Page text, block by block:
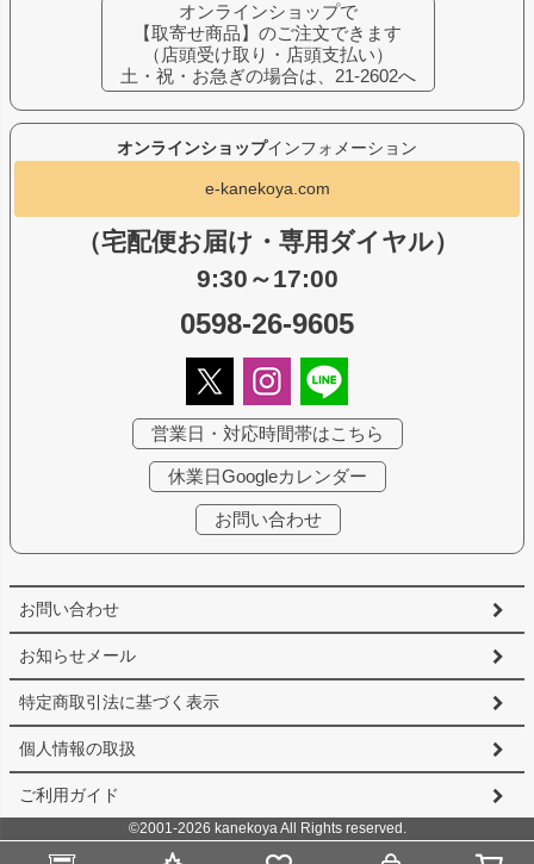
お問い合わせ
お知らせメール
特定商取引法に基づく表示
個人情報の取扱
ご利用ガイド
オンラインショップインフォメーション
e-kanekoya.com
（宅配便お届け・専用ダイヤル）
9:30～17:00
0598-26-9605
営業日・対応時間帯はこちら
休業日Googleカレンダー
お問い合わせ
オンラインショップで
【取寄せ商品】のご注文できます
（店頭受け取り・店頭支払い）
土・祝・お急ぎの場合は、21-2602へ
©2001-2026 kanekoya All Rights reserved.